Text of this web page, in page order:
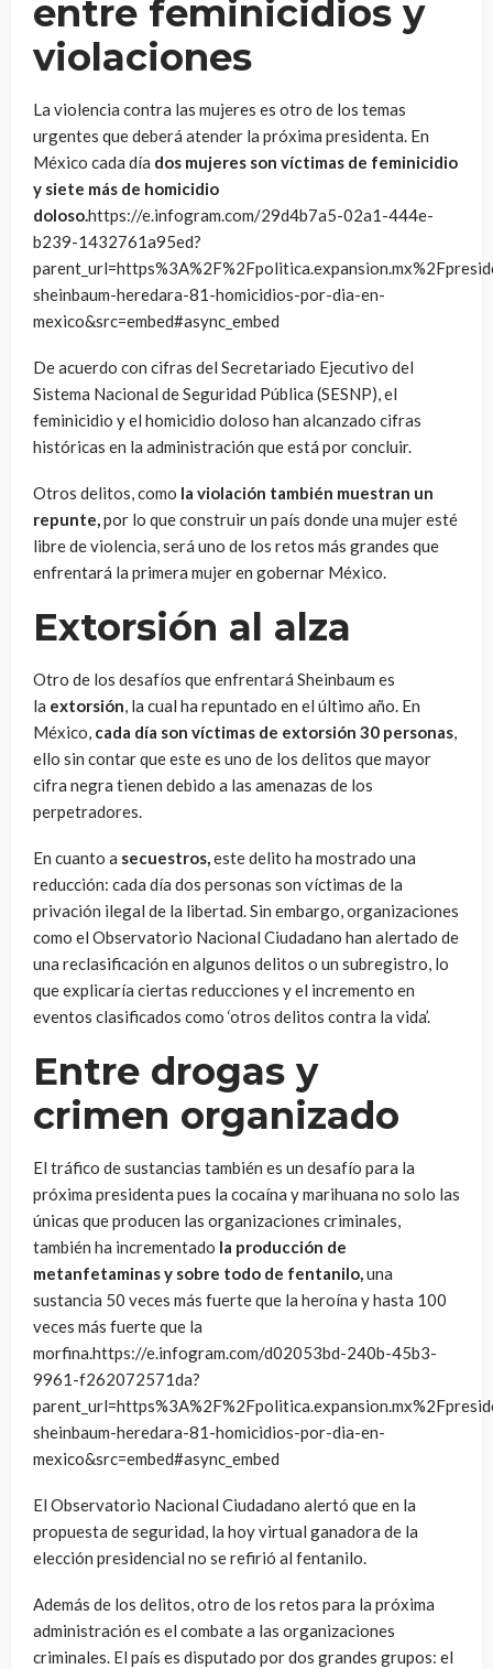
entre feminicidios y
violaciones
La violencia contra las mujeres es otro de los temas
urgentes que deberá atender la próxima presidenta. En
México cada día dos mujeres son víctimas de feminicidio
y siete más de homicidio
doloso.https://e.infogram.com/29d4b7a5-02a1-444e-
b239-1432761a95ed?
sheinbaum-heredara-81-homicidios-por-dia-en-
mexico&src=embed#async_embed
De acuerdo con cifras del Secretariado Ejecutivo del
Sistema Nacional de Seguridad Pública (SESNP), el
feminicidio y el homicidio doloso han alcanzado cifras
históricas en la administración que está por concluir.
Otros delitos, como la violación también muestran un
repunte,por lo que construir un país donde una mujer esté
libre de violencia, será uno de los retos más grandes que
enfrentará la primera mujer en gobernar México.
Extorsión al alza
Otro de los desafíos que enfrentará Sheinbaum es
la extorsión, la cual ha repuntado en el último año. En
México, cada día son víctimas de extorsión 30 personas,
ello sin contar que este es uno de los delitos que mayor
cifra negra tienen debido a las amenazas de los
perpetradores.
En cuanto a secuestros,este delito ha mostrado una
reducción: cada día dos personas son víctimas de la
privación ilegal de la libertad. Sin embargo, organizaciones
como el Observatorio Nacional Ciudadano han alertado de
una reclasificación en algunos delitos o un subregistro, lo
que explicaría ciertas reducciones y el incremento en
eventos clasificados como ‘otros delitos contra la vida’.
Entre drogas y
crimen organizado
El tráfico de sustancias también es un desafío para la
próxima presidenta pues la cocaína y marihuana no solo las
únicas que producen las organizaciones criminales,
también ha incrementado la producción de
metanfetaminas y sobre todo de fentanilo,una
sustancia 50 veces más fuerte que la heroína y hasta 100
veces más fuerte que la
morfina.https://e.infogram.com/d02053bd-240b-45b3-
9961-f262072571da?
sheinbaum-heredara-81-homicidios-por-dia-en-
mexico&src=embed#async_embed
El Observatorio Nacional Ciudadano alertó que en la
propuesta de seguridad, la hoy virtual ganadora de la
elección presidencial no se refirió al fentanilo.
Además de los delitos, otro de los retos para la próxima
administración es el combate a las organizaciones
criminales. El país es disputado por dos grandes grupos: el